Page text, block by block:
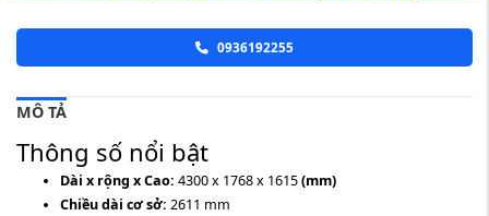
0936192255
MÔ TẢ
Thông số nổi bật
Dài x rộng x Cao: 4300 x 1768 x 1615(mm)
Chiều dài cơ sở: 2611 mm